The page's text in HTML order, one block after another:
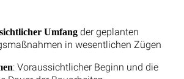
Umfangder geplanten
in wesentlichen Zügen
: Voraussichtlicher Beginn und die